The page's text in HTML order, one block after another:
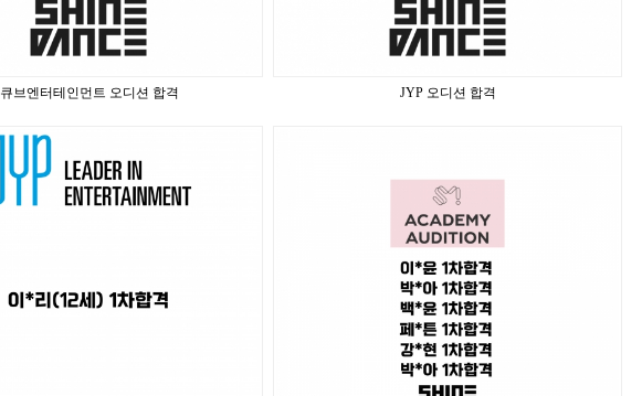
큐브엔터테인먼트 오디션 합격 JYP 오디션 합격